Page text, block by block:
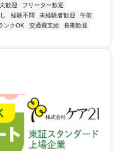
歓迎
フリーター歓迎
経験不問 未経験者歓迎
午前
ンクOK 交通費支給
長期歓迎